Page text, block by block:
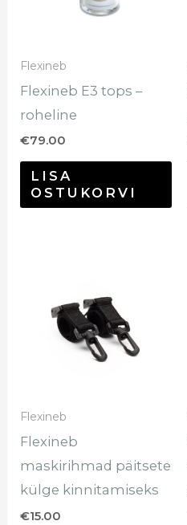
Flexineb
Flexineb E3 tops –
roheline
€79.00
LISA
OSTUKORVI
Flexineb
Flexineb
maskirihmad päitsete
külge kinnitamiseks
€15.00